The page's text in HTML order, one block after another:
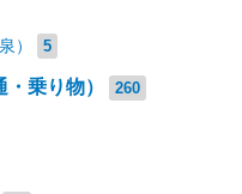
） 5
乗り物） 260